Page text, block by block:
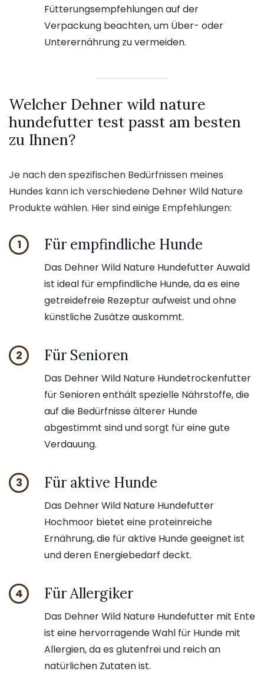
Fütterungsempfehlungen auf der
Verpackung beachten, um Über- oder
Unterernährung zu vermeiden.
Welcher Dehner wild nature
hundefutter test passt am besten
zu Ihnen?
Je nach den spezifischen Bedürfnissen meines
Hundes kann ich verschiedene Dehner Wild Nature
Produkte wählen. Hier sind einige Empfehlungen:
1 Für empfindliche Hunde
Das Dehner Wild Nature Hundefutter Auwald
ist ideal für empfindliche Hunde, da es eine
getreidefreie Rezeptur aufweist und ohne
künstliche Zusätze auskommt.
2 Für Senioren
Das Dehner Wild Nature Hundetrockenfutter
für Senioren enthält spezielle Nährstoffe, die
auf die Bedürfnisse älterer Hunde
abgestimmt sind und sorgt für eine gute
Verdauung.
3 Für aktive Hunde
Das Dehner Wild Nature Hundefutter
Hochmoor bietet eine proteinreiche
Ernährung, die für aktive Hunde geeignet ist
und deren Energiebedarf deckt.
4 Für Allergiker
Das Dehner Wild Nature Hundefutter mit Ente
ist eine hervorragende Wahl für Hunde mit
Allergien, da es glutenfrei und reich an
natürlichen Zutaten ist.